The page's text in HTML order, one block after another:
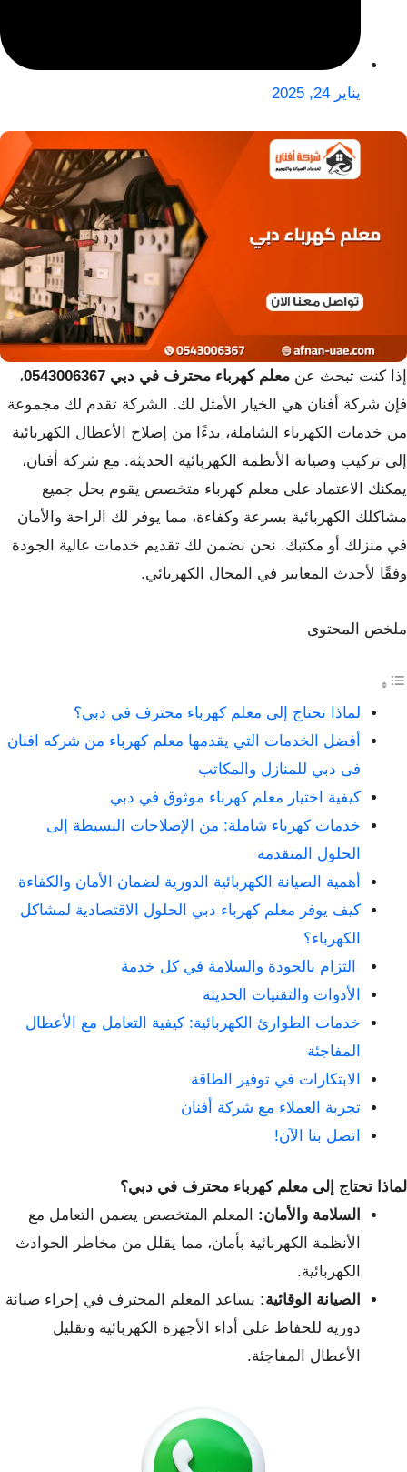
يناير 24, 2025
إذا كنت تبحث عن معلم كهرباء محترف في دبي 0543006367
،
فإن شركة أفنان هي الخيار الأمثل لك. الشركة تقدم لك مجموعة
من خدمات الكهرباء الشاملة، بدءًا من إصلاح الأعطال الكهربائية
إلى تركيب وصيانة الأنظمة الكهربائية الحديثة. مع شركة أفنان،
يمكنك الاعتماد على معلم كهرباء متخصص يقوم بحل جميع
مشاكلك الكهربائية بسرعة وكفاءة، مما يوفر لك الراحة والأمان
في منزلك أو مكتبك. نحن نضمن لك تقديم خدمات عالية الجودة
وفقًا لأحدث المعايير في المجال الكهربائي.
ملخص المحتوى
لماذا تحتاج إلى معلم كهرباء محترف في دبي؟
أفضل الخدمات التي يقدمها معلم كهرباء من شركه افنان
فى دبي للمنازل والمكاتب
كيفية اختيار معلم كهرباء موثوق في دبي
خدمات كهرباء شاملة: من الإصلاحات البسيطة إلى
الحلول المتقدمة
أهمية الصيانة الكهربائية الدورية لضمان الأمان والكفاءة
كيف يوفر معلم كهرباء دبي الحلول الاقتصادية لمشاكل
الكهرباء؟
التزام بالجودة والسلامة في كل خدمة
الأدوات والتقنيات الحديثة
خدمات الطوارئ الكهربائية: كيفية التعامل مع الأعطال
المفاجئة
الابتكارات في توفير الطاقة
تجربة العملاء مع شركة أفنان
اتصل بنا الآن!
لماذا تحتاج إلى معلم كهرباء محترف في دبي؟
السلامة والأمان: المعلم المتخصص يضمن التعامل مع
الأنظمة الكهربائية بأمان، مما يقلل من مخاطر الحوادث
الكهربائية.
الصيانة الوقائية: يساعد المعلم المحترف في إجراء صيانة
دورية للحفاظ على أداء الأجهزة الكهربائية وتقليل
الأعطال المفاجئة.